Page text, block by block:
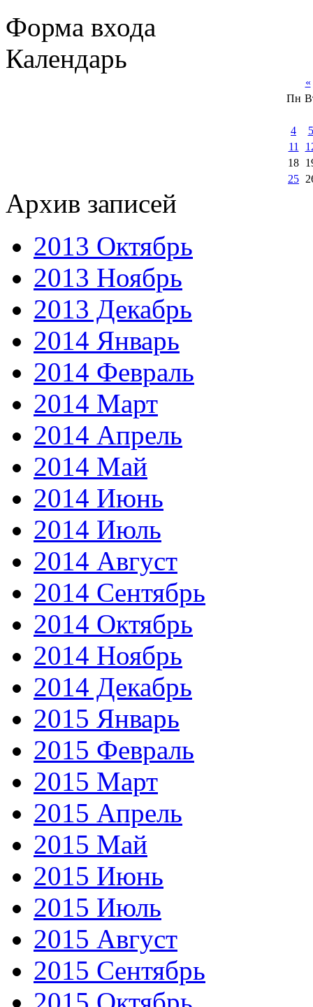
Форма входа
Календарь
«
Пн
4
5
11
18
25
Архив записей
2013 Октябрь
2013 Ноябрь
2013 Декабрь
2014 Январь
2014 Февраль
2014 Март
2014 Апрель
2014 Май
2014 Июнь
2014 Июль
2014 Август
2014 Сентябрь
2014 Октябрь
2014 Ноябрь
2014 Декабрь
2015 Январь
2015 Февраль
2015 Март
2015 Апрель
2015 Май
2015 Июнь
2015 Июль
2015 Август
2015 Сентябрь